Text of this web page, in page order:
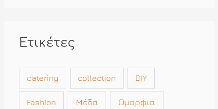
Ετικέτες
catering collection DIY
Fashion Μόδα Ομορφιά